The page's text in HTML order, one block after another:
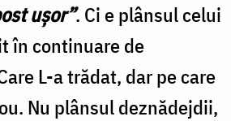
uşor”. Ci e plânsul celui
în continuare de
L-a trădat, dar pe care
Nu plânsul deznădejdii,